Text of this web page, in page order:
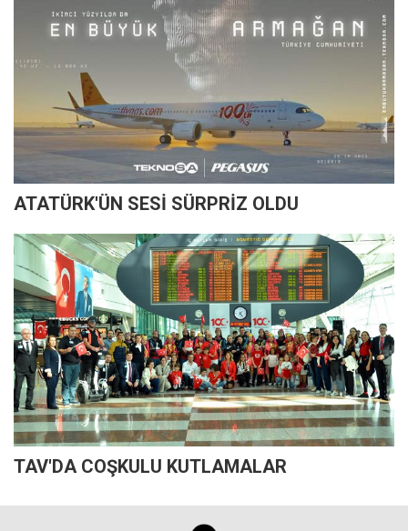
ATATÜRK'ÜN SESİ SÜRPRİZ OLDU
TAV'DA COŞKULU KUTLAMALAR